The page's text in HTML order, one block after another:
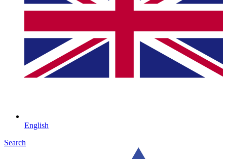
English
Search